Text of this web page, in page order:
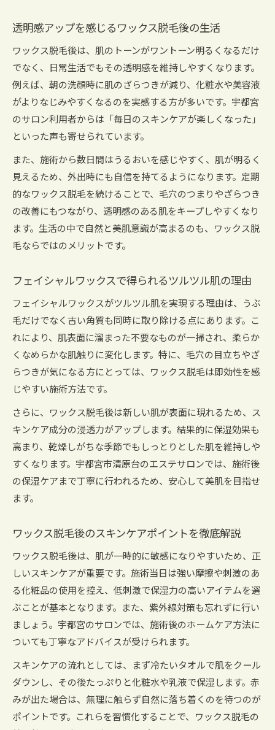
透明感アップを感じるワックス脱毛後の生活
ワックス脱毛後は、肌のトーンがワントーン明るくなるだけ
でなく、日常生活でもその透明感を維持しやすくなります。
例えば、朝の洗顔時に肌のざらつきが減り、化粧水や美容液
がよりなじみやすくなるのを実感する方が多いです。宇都宮
のサロン利用者からは「毎日のスキンケアが楽しくなった」
といった声も寄せられています。
また、施術から数日間はうるおいを感じやすく、肌が明るく
見えるため、外出時にも自信を持てるようになります。定期
的なワックス脱毛を続けることで、毛穴のつまりやざらつき
の改善にもつながり、透明感のある肌をキープしやすくなり
ます。生活の中で自然と美肌意識が高まるのも、ワックス脱
毛ならではのメリットです。
フェイシャルワックスで得られるツルツル肌の理由
フェイシャルワックスがツルツル肌を実現する理由は、うぶ
毛だけでなく古い角質も同時に取り除ける点にあります。こ
れにより、肌表面に溜まった不要なものが一掃され、柔らか
くなめらかな肌触りに変化します。特に、毛穴の目立ちやざ
らつきが気になる方にとっては、ワックス脱毛は即効性を感
じやすい施術方法です。
さらに、ワックス脱毛後は新しい肌が表面に現れるため、ス
キンケア成分の浸透力がアップします。結果的に保湿効果も
高まり、乾燥しがちな季節でもしっとりとした肌を維持しや
すくなります。宇都宮市清原台のエステサロンでは、施術後
の保湿ケアまで丁寧に行われるため、安心して美肌を目指せ
ます。
ワックス脱毛後のスキンケアポイントを徹底解説
ワックス脱毛後は、肌が一時的に敏感になりやすいため、正
しいスキンケアが重要です。施術当日は強い摩擦や刺激のあ
る化粧品の使用を控え、低刺激で保湿力の高いアイテムを選
ぶことが基本となります。また、紫外線対策も忘れずに行い
ましょう。宇都宮のサロンでは、施術後のホームケア方法に
ついても丁寧なアドバイスが受けられます。
スキンケアの流れとしては、まず冷たいタオルで肌をクール
ダウンし、その後たっぷりと化粧水や乳液で保湿します。赤
みが出た場合は、無理に触らず自然に落ち着くのを待つのが
ポイントです。これらを習慣化することで、ワックス脱毛の